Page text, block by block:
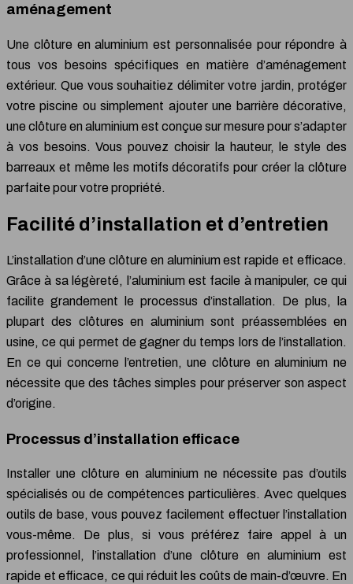
aménagement
Une clôture en aluminium est personnalisée pour répondre à
tous vos besoins spécifiques en matière d’aménagement
extérieur. Que vous souhaitiez délimiter votre jardin, protéger
votre piscine ou simplement ajouter une barrière décorative,
une clôture en aluminium est conçue sur mesure pour s’adapter
à vos besoins. Vous pouvez choisir la hauteur, le style des
barreaux et même les motifs décoratifs pour créer la clôture
parfaite pour votre propriété.
Facilité d’installation et d’entretien
L’installation d’une clôture en aluminium est rapide et efficace.
Grâce à sa légèreté, l’aluminium est facile à manipuler, ce qui
facilite grandement le processus d’installation. De plus, la
plupart des clôtures en aluminium sont préassemblées en
usine, ce qui permet de gagner du temps lors de l’installation.
En ce qui concerne l’entretien, une clôture en aluminium ne
nécessite que des tâches simples pour préserver son aspect
d’origine.
Processus d’installation efficace
Installer une clôture en aluminium ne nécessite pas d’outils
spécialisés ou de compétences particulières. Avec quelques
outils de base, vous pouvez facilement effectuer l’installation
vous-même. De plus, si vous préférez faire appel à un
professionnel, l’installation d’une clôture en aluminium est
rapide et efficace, ce qui réduit les coûts de main-d’œuvre. En